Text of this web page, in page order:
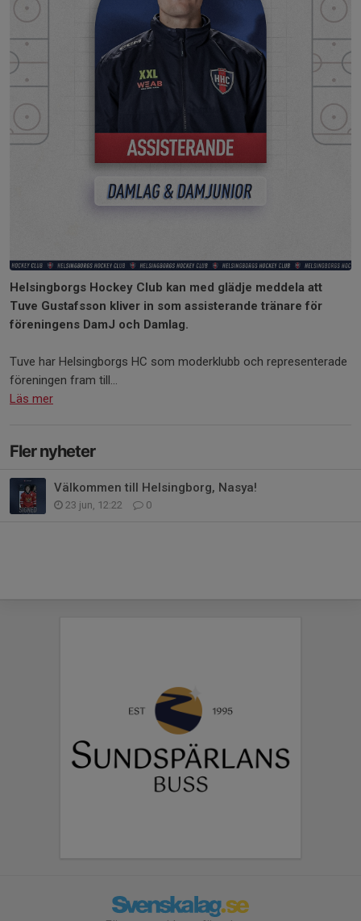
Helsingborgs Hockey Club kan med glädje meddela att
Tuve Gustafsson kliver in som assisterande tränare för
föreningens DamJ och Damlag.
Tuve har Helsingborgs HC som moderklubb och representerade
föreningen fram till...
Läs mer
Fler nyheter
Välkommen till Helsingborg, Nasya!
23 jun, 12:22 0